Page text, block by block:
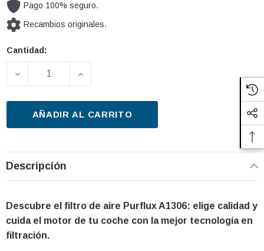
Pago 100% seguro.
Recambios originales.
Cantidad
Cantidad:
DISMINUIR LA CANTIDAD DE FILTRO DE AIRE
AUMENTAR LA CANTIDAD DE FILTRO
AÑADIR AL CARRITO
Descripción
Descubre el filtro de aire Purflux A1306: elige calidad y
cuida el motor de tu coche con la mejor tecnología en
filtración.